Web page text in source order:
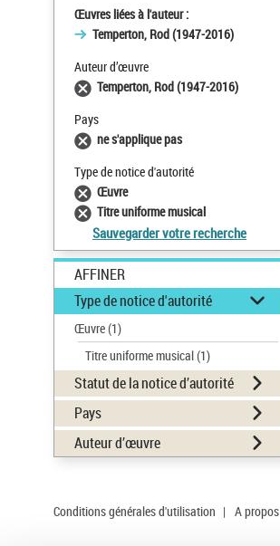
Œuvres liées à l'auteur :
Temperton, Rod (1947-2016)
Auteur d’œuvre
Temperton, Rod (1947-2016)
Pays
ne s'applique pas
Type de notice d'autorité
Œuvre
Titre uniforme musical
Sauvegarder votre recherche
AFFINER
Type de notice d'autorité
Œuvre(1)
Titre uniforme musical(1)
Statut de la notice d’autorité
Pays
Auteur d’œuvre
Conditions générales d'utilisation | A propos